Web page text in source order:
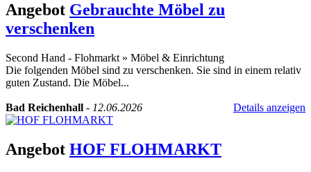
Angebot Gebrauchte Möbel zu
verschenken
Second Hand - Flohmarkt » Möbel & Einrichtung
Die folgenden Möbel sind zu verschenken. Sie sind in einem relativ
guten Zustand. Die Möbel...
Bad Reichenhall - 12.06.2026 Details anzeigen
Angebot HOF FLOHMARKT